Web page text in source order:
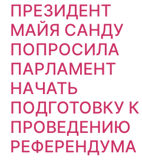
ПРЕЗИДЕНТ
МАЙЯ САНДУ
ПОПРОСИЛА
ПАРЛАМЕНТ
НАЧАТЬ
ПОДГОТОВКУ К
ПРОВЕДЕНИЮ
РЕФЕРЕНДУМА